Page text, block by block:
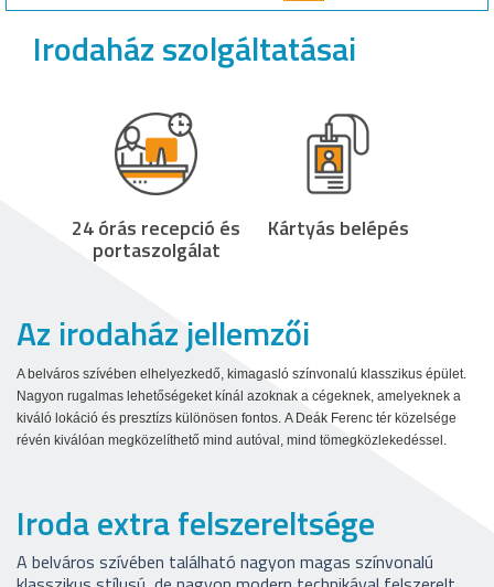
Irodaház szolgáltatásai
24 órás recepció és
portaszolgálat
Kártyás belépés
Az irodaház jellemzői
A belváros szívében elhelyezkedő, kimagasló színvonalú klasszikus épület.
Nagyon rugalmas lehetőségeket kínál azoknak a cégeknek, amelyeknek a
kiváló lokáció és presztízs különösen fontos. A Deák Ferenc tér közelsége
révén kiválóan megközelíthető mind autóval, mind tömegközlekedéssel.
Iroda extra felszereltsége
A belváros szívében található nagyon magas színvonalú